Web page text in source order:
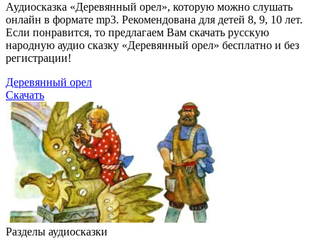
Аудиосказка «Деревянный орел», которую можно слушать
онлайн в формате mp3. Рекомендована для детей 8, 9, 10 лет.
Если понравится, то предлагаем Вам скачать русскую
народную аудио сказку «Деревянный орел» бесплатно и без
регистрации!
Деревянный орел
Скачать
Разделы аудиосказки